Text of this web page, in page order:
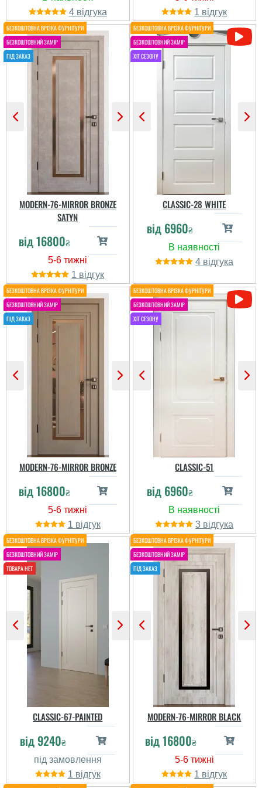
Неплохой вариант. В
Іванна
Рекомендую всім, хто
у сучасний або
— не пожалкуєте!
Покриття на дотик
приємне, гладеньке, за
користування (діти, кіт,
Лариса
Возможно мы
неправильно подобрали
себе цветовую гамму
выглядят как-то
тяжеловато. По
качеству,
действительно, жалоб
нету. Всё как часы
работает, полотно
качественное,
обработано з...
простору в нашу
невелику квартиру.
Працюють тихо і без
Вова
Спочатку ми вибрали
двері іншого виробника
але в магазині нас
запевнили що ці двері
4 1
MODERN-76-MIRROR BRONZE
SATYN
від16800₴
1
CLASSIC-28 WHITE
від 6960₴
4
MODERN-76-MIRROR BRONZE
від16800₴
1
Коли я замовив
міжкімнатні двері у
цього виробника, я був
трохи занепокоєний, що
якість виробу. Але коли
я побачив, як швидко та
професійно вони
виконали встановлення
CLASSIC-51
від 6960₴
3
CLASSIC-67-PAINTED
від9240₴
1
MODERN-76-MIRROR BLACK
від16800₴
1